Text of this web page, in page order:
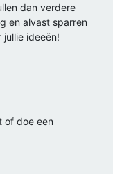
dan verdere
en alvast sparren
ideeën!
of doe een